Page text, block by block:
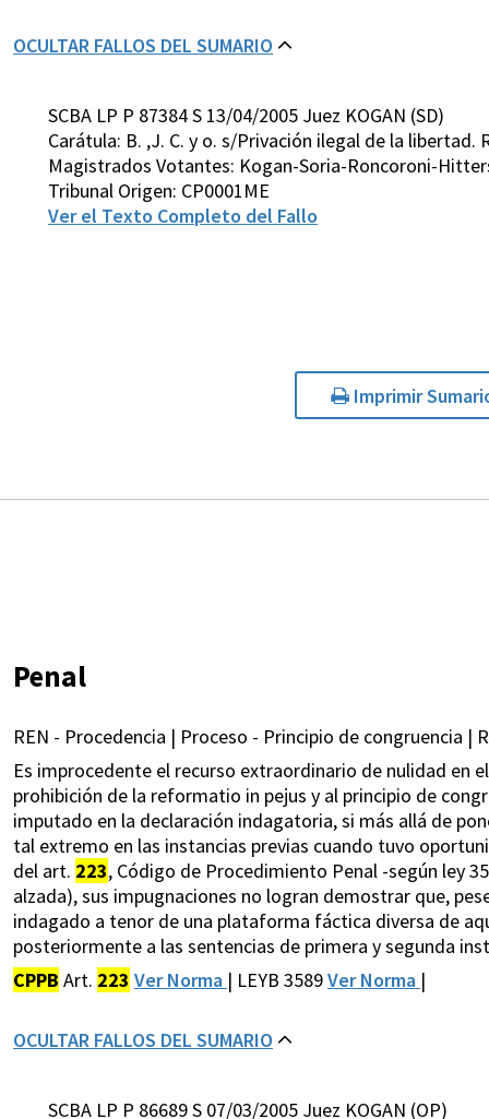
OCULTAR FALLOS DEL SUMARIO
SCBA LP P 87384 S 13/04/2005 Juez KOGAN (SD)
Carátula: B. ,J. C. y o. s/Privación ilegal de la libertad.
Magistrados Votantes: Kogan-Soria-Roncoroni-
Tribunal Origen: CP0001ME
Ver el Texto Completo del Fallo
Imprimir
Penal
REN - Procedencia | Proceso - Principio de congruencia |
Es improcedente el recurso extraordinario de nulidad en
prohibición de la reformatio in pejus y al principio de
imputado en la declaración indagatoria, si más allá de
tal extremo en las instancias previas cuando tuvo
del art. 223, Código de Procedimiento Penal -según ley
alzada), sus impugnaciones no logran demostrar que,
indagado a tenor de una plataforma fáctica diversa de
posteriormente a las sentencias de primera y segunda
CPPB Art. 223 Ver Norma | LEYB 3589Ver Norma |
OCULTAR FALLOS DEL SUMARIO
SCBA LP P 86689 S 07/03/2005 Juez KOGAN (OP)